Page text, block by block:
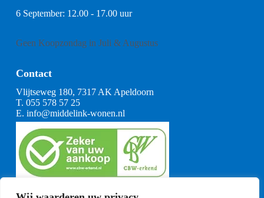
6 September: 12.00 - 17.00 uur
Geen Koopzondag in Juli & Augustus
Contact
Vlijtseweg 180, 7317 AK Apeldoorn
T. 055 578 57 25
E. info@middelink-wonen.nl
KvK: 08164360